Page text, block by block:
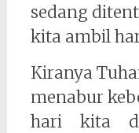
sedang
kita ambil
Kiranya
menabur
hari kita